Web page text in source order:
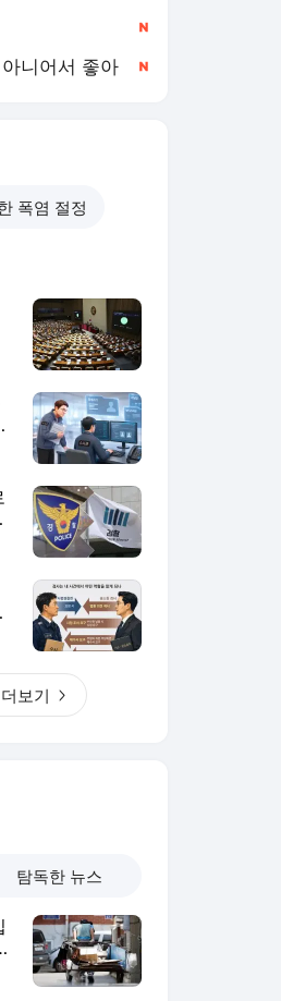
니어서 좋아
폭염 절정
더보기
탐독한 뉴스